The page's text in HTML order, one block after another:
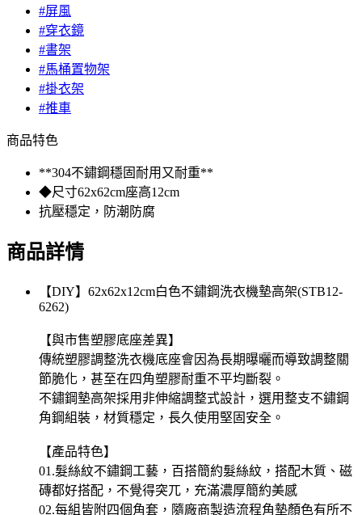
#屏風
#穿衣鏡
#書架
#馬桶置物架
#掛衣架
#推車
商品特色
**304不鏽鋼穩固耐用又耐重**
◆尺寸62x62cm座高12cm
抗壓穩定，防潮防腐
商品詳情
【DIY】62x62x12cm白色不鏽鋼洗衣機墊高架(STB12-
6262)
【與市售塑膠底座差異】
傳統塑膠調整洗衣機底座會因為長期曝曬而導致調整關
節脆化，甚至在四角塑膠耐重不平均斷裂。
不鏽鋼墊高架採用非伸縮調整式設計，選用整支不鏽鋼
角鋼組裝，材質穩定，長久使用堅固安全。
【產品特色】
01.髮絲紋不鏽鋼工藝，百搭簡約髮絲紋，搭配木質、磁
磚都好搭配，不覺得突兀，充滿濃厚簡約美感
02.每組皆附四個角套，隨廠商製造流程角墊顏色有所不